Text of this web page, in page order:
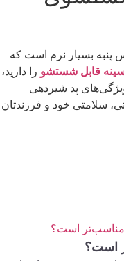
پنبه بسیار نرم است که
سینه قابل شستشو را دارید،
پد شیردهی
سلامتی خود و فرزندتان
است؟